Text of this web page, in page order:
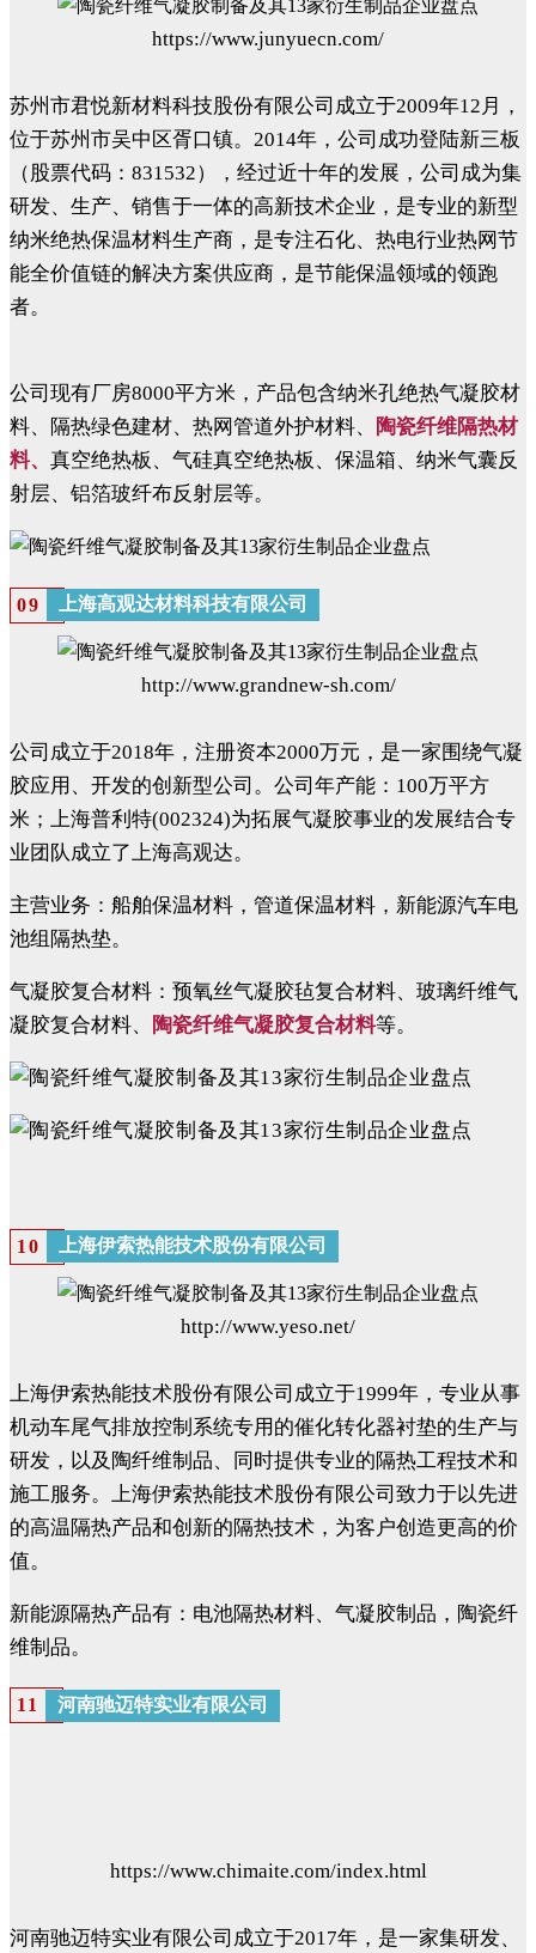
https://www.junyuecn.com/
苏州市君悦新材料科技股份有限公司成立于2009年12月，
位于苏州市吴中区胥口镇。2014年，公司成功登陆新三板
（股票代码：831532），经过近十年的发展，公司成为集
研发、生产、销售于一体的高新技术企业，是专业的新型
纳米绝热保温材料生产商，是专注石化、热电行业热网节
能全价值链的解决方案供应商，是节能保温领域的领跑
者。
公司现有厂房8000平方米，产品包含纳米孔绝热气凝胶材
料、隔热绿色建材、热网管道外护材料、
陶瓷纤维隔热材
料、 真空绝热板、气硅真空绝热板、保温箱、纳米气囊反
射层、铝箔玻纤布反射层等。
09 上海高观达材料科技有限公司
http://www.grandnew-sh.com/
公司成立于2018年，注册资本2000万元，是一家围绕气凝
胶应用、开发的创新型公司。公司年产能：100万平方
米；上海普利特(002324)为拓展气凝胶事业的发展结合专
业团队成立了上海高观达。
主营业务：船舶保温材料，管道保温材料，新能源汽车电
池组隔热垫。
气凝胶复合材料：预氧丝气凝胶毡复合材料、玻璃纤维气
凝胶复合材料、
陶瓷纤维气凝胶复合材料等。
10 上海伊索热能技术股份有限公司
http://www.yeso.net/
上海伊索热能技术股份有限公司成立于1999年，专业从事
机动车尾气排放控制系统专用的催化转化器衬垫的生产与
研发，以及陶纤维制品、同时提供专业的隔热工程技术和
施工服务。上海伊索热能技术股份有限公司致力于以先进
的高温隔热产品和创新的隔热技术，为客户创造更高的价
值。
新能源隔热产品有：电池隔热材料、气凝胶制品，陶瓷纤
维制品。
11 河南驰迈特实业有限公司
https://www.chimaite.com/index.html
河南驰迈特实业有限公司成立于2017年，是一家集研发、